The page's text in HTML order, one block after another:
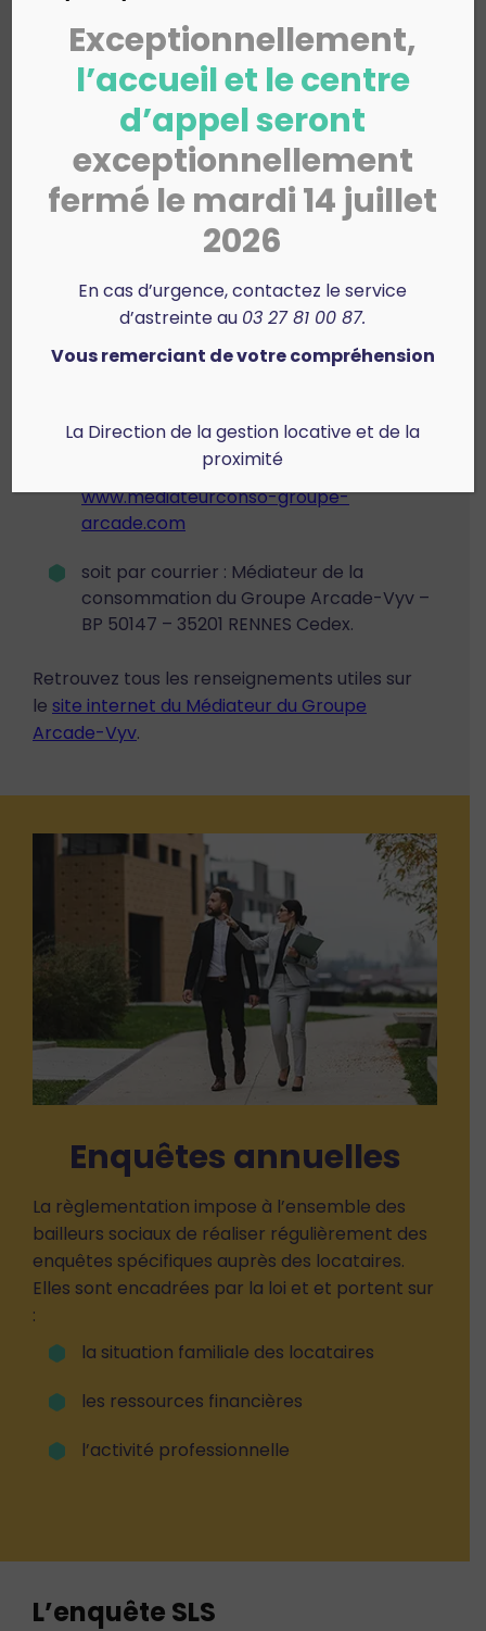
Vous rencontrez des
difficultés dans
l’application de votre
contrat ?
Harmonie habitat est une société du Groupe
Arcade-Vyv. À ce titre, le Groupe Arcade-Vyv
met à votre disposition les services de son
portant sur votre contrat de location ou
contrat de vente et n’ayant pu être résolu
directement par une réclamation écrite
auprès de nos services.
soit en déposant votre demande sur le
site internet du médiateur :
www.mediateurconso-groupe-
arcade.com
soit par courrier : Médiateur de la
consommation du Groupe Arcade-Vyv –
BP 50147 – 35201 RENNES Cedex.
Retrouvez tous les renseignements utiles sur
le site internet du Médiateur du Groupe
Arcade-Vyv.
Enquêtes annuelles
La règlementation impose à l’ensemble des
bailleurs sociaux de réaliser régulièrement des
enquêtes spécifiques auprès des locataires.
Elles sont encadrées par la loi et et portent sur
:
la situation familiale des locataires
les ressources financières
l’activité professionnelle
L’enquête SLS
Exceptionnellement,
l’accueil et le centre
d’appel seront
exceptionnellement
fermé le mardi 14 juillet
2026
En cas d’urgence, contactez le service
d’astreinte au 03 27 81 00 87.
Vous remerciant de votre compréhension
La Direction de la gestion locative et de la
proximité